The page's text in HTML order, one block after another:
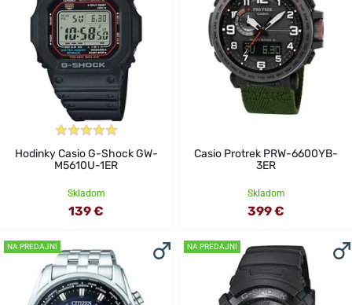
Hodinky Casio G-Shock GW-
M5610U-1ER
Skladom
139 €
Casio Protrek PRW-6600YB-
3ER
Skladom
399 €
NA PREDAJNI NA PREDAJNI